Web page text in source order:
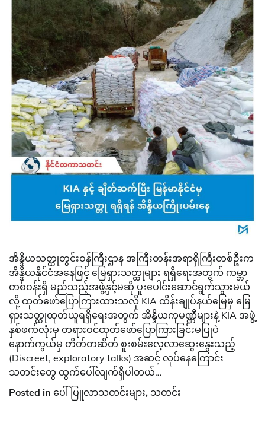
အိန္ဒိယသတ္ထုတွင်းဝန်ကြီးဌာန အကြီးတန်းအရာရှိကြီးတစ်ဦးက
အိန္ဒိယနိုင်ငံအနေဖြင့် မြေရှားသတ္ထုများ ရရှိရေးအတွက် ကမ္ဘာ
တစ်ဝန်းရှိ မည်သည့်အဖွဲ့နှင့်မဆို ပူးပေါင်းဆောင်ရွက်သွားမယ်
လို့ ထုတ်ဖော်ပြောကြားထားသလို KIA ထိန်းချုပ်နယ်မြေမှ မြေ
ရှားသတ္ထုထုတ်ယူရရှိရေးအတွက် အိန္ဒိယကုမဏ္ဏီများနဲ့ KIA အဖွဲ့
နှစ်ဖက်လုံးမှ တရားဝင်ထုတ်ဖော်ပြောကြားခြင်းမပြုပဲ
နောက်ကွယ်မှ တိတ်တဆိတ် စူးစမ်းလေ့လာဆွေးနွေးသည့်
(Discreet, exploratory talks) အဆင့် လုပ်နေကြောင်း
သတင်းတွေ ထွက်ပေါ်လျက်ရှိပါတယ်…
Posted in ပေါ်ပြူလာသတင်းများ, သတင်း